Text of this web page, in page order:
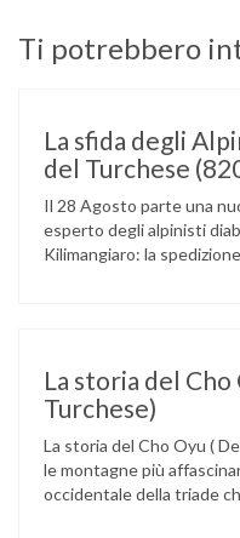
Ti potrebbero
La sfida degli
del Turchese
Il 28 Agosto parte una
esperto degli alpinisti
Kilimangiaro: la
La storia del Cho
Turchese)
La storia del Cho Oyu (
le montagne più
occidentale della triade